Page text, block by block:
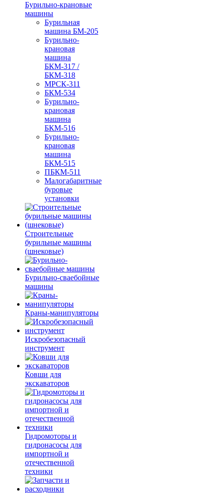
Бурильно-крановые
машины
Бурильная
машина БМ-205
Бурильно-
крановая
машина
БКМ-317 /
БКМ-318
МРСК-311
БКМ-534
Бурильно-
крановая
машина
БКМ-516
Бурильно-
крановая
машина
БКМ-515
ПБКМ-511
Малогабаритные
буровые
установки
Строительные
бурильные машины
(шнековые)
Бурильно-сваебойные
машины
Краны-манипуляторы
Искробезопасный
инструмент
Ковши для
экскаваторов
Гидромоторы и
гидронасосы для
импортной и
отечественной
техники